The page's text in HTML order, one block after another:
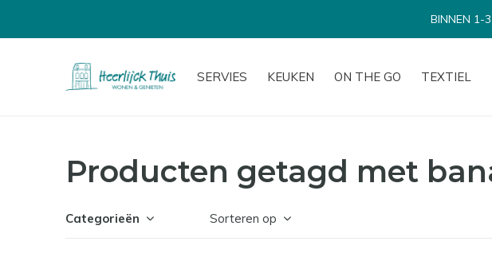
SERVIES KEUKEN ON THE GO TEXTIEL
BINNEN 1-
Producten getagd met
Categorieën Sorteren op